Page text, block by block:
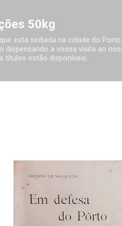
50kg
está sediada na cidade do
dispensando a vossa visita ao
títulos estão disponíveis.